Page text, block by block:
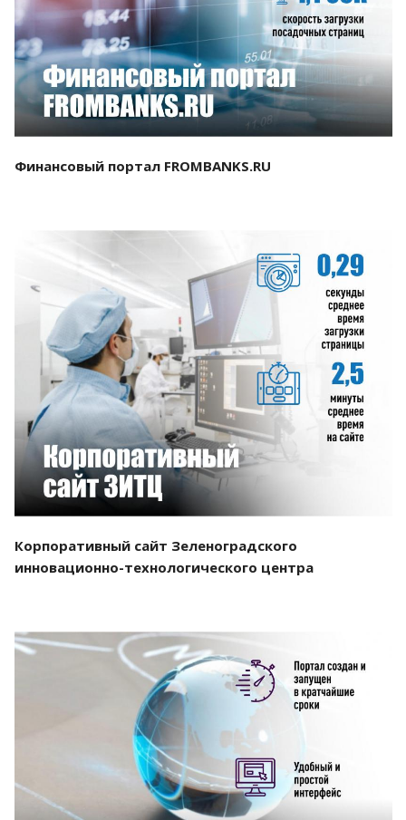
Смотреть проект
Финансовый портал FROMBANKS.RU
Смотреть проект
Корпоративный сайт Зеленоградского
инновационно-технологического центра
Смотреть проект